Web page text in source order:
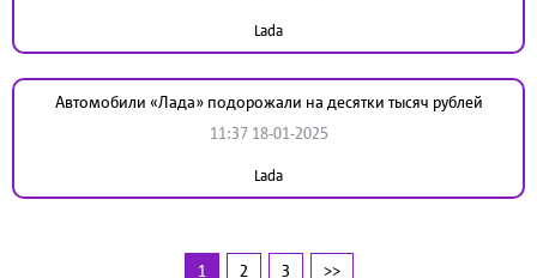
Lada
Автомобили «Лада» подорожали на десятки тысяч рублей
11:37 18-01-2025
Lada
1 2 3 >>